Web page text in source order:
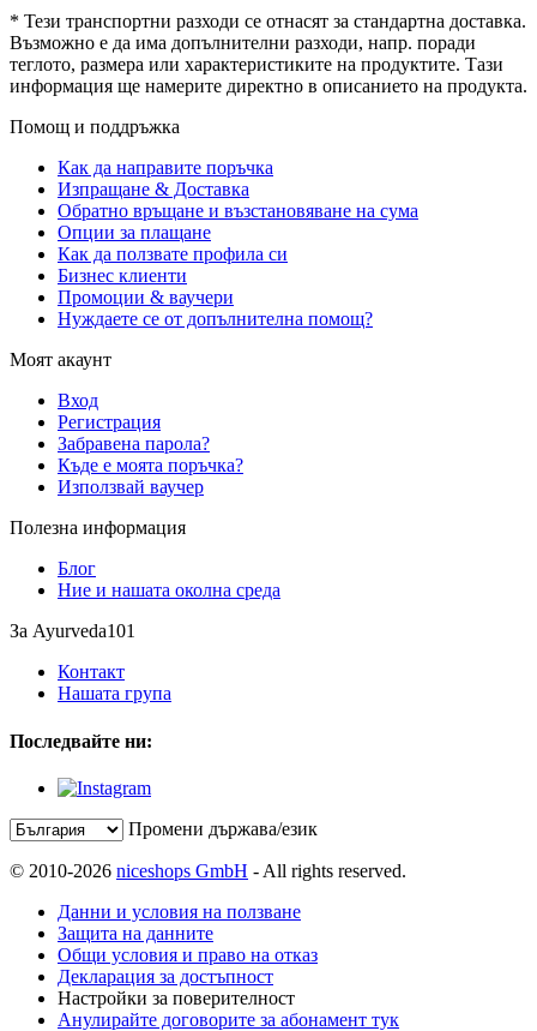
* Тези транспортни разходи се отнасят за стандартна доставка.
Възможно е да има допълнителни разходи, напр. поради
теглото, размера или характеристиките на продуктите. Тази
информация ще намерите директно в описанието на продукта.
Помощ и поддръжка
Как да направите поръчка
Изпращане & Доставка
Обратно връщане и възстановяване на сума
Опции за плащане
Как да ползвате профила си
Бизнес клиенти
Промоции & ваучери
Нуждаете се от допълнителна помощ?
Моят акаунт
Вход
Регистрация
Забравена парола?
Къде е моята поръчка?
Използвай ваучер
Полезна информация
Блог
Ние и нашата околна среда
За Ayurveda101
Контакт
Нашата група
Последвайте ни:
Промени държава/език
© 2010-2026 niceshops GmbH - All rights reserved.
Данни и условия на ползване
Защита на данните
Общи условия и право на отказ
Декларация за достъпност
Настройки за поверителност
Анулирайте договорите за абонамент тук